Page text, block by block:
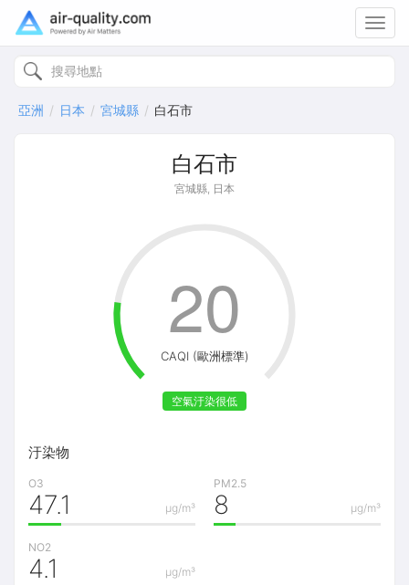
亞洲 日本 宮城縣 白石市
白石市
宮城縣, 日本
CAQI (歐洲標準)
空氣汙染很低
20
汙染物
O3
μg/m³
47.1
PM2.5
μg/m³
8
NO2
μg/m³
4.1